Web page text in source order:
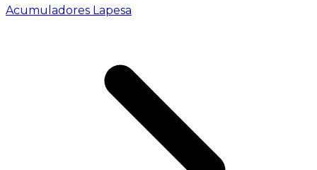
Acumuladores Lapesa